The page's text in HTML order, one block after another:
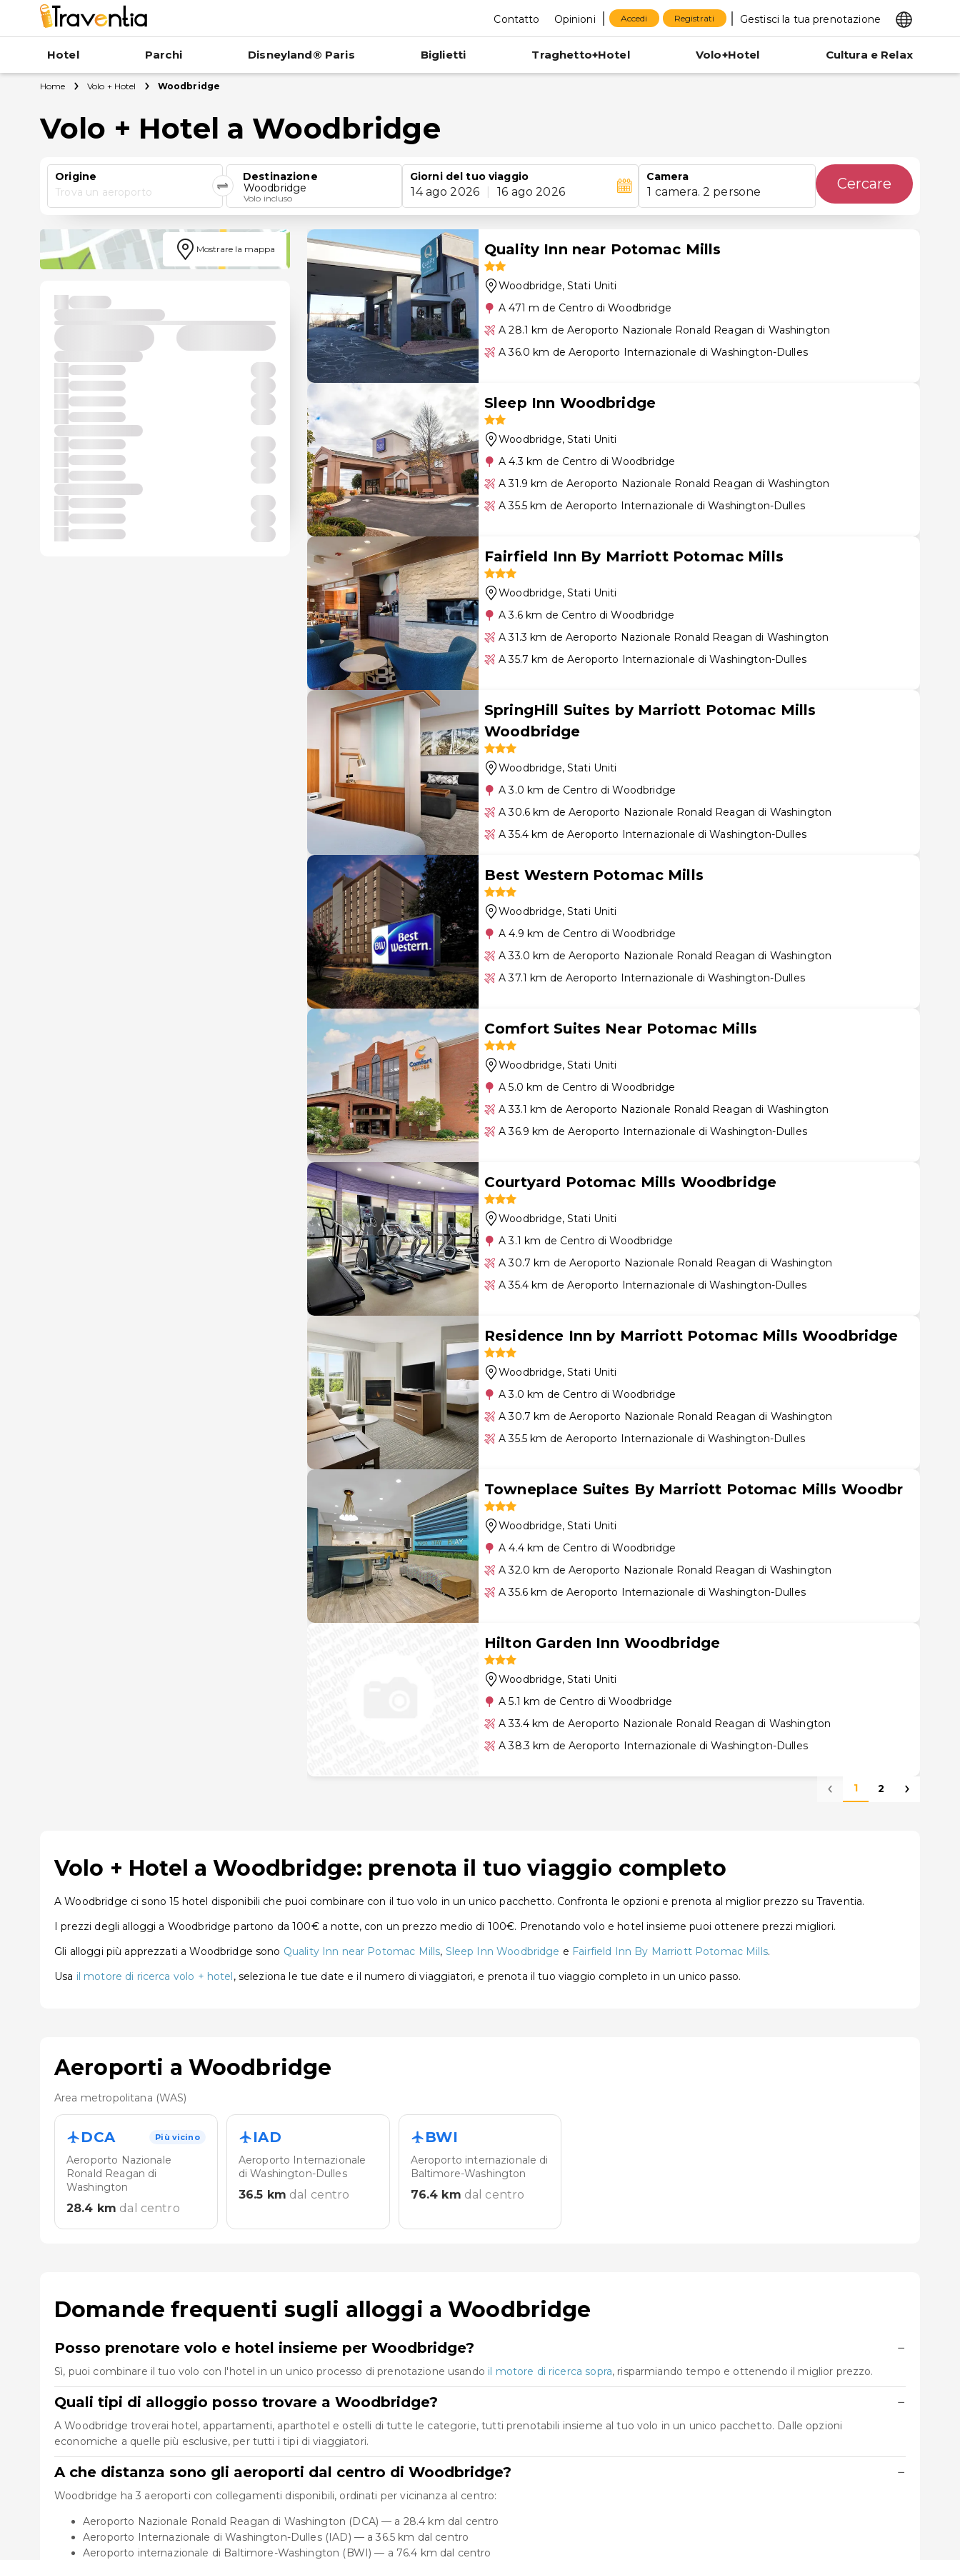
Contatto Opinioni Accedi Registrati Gestisci la tua prenotazione
Hotel Parchi Disneyland® Paris Biglietti Traghetto+Hotel Volo+Hotel Cultura e Relax
Home Volo + Hotel Woodbridge
Volo + Hotel a Woodbridge
Origine
Trova un aeroporto
Destinazione
Woodbridge
Volo incluso
Giorni del tuo viaggio
14 ago 2026 16 ago 2026
Camera
1 camera. 2 persone Cercare
Mostrare la mappa Quality Inn near Potomac Mills
Woodbridge, Stati Uniti
A 471 m de Centro di Woodbridge
A 28.1 km de Aeroporto Nazionale Ronald Reagan di Washington
A 36.0 km de Aeroporto Internazionale di Washington-Dulles
Sleep Inn Woodbridge
Woodbridge, Stati Uniti
A 4.3 km de Centro di Woodbridge
A 31.9 km de Aeroporto Nazionale Ronald Reagan di Washington
A 35.5 km de Aeroporto Internazionale di Washington-Dulles
Fairfield Inn By Marriott Potomac Mills
Woodbridge, Stati Uniti
A 3.6 km de Centro di Woodbridge
A 31.3 km de Aeroporto Nazionale Ronald Reagan di Washington
A 35.7 km de Aeroporto Internazionale di Washington-Dulles
SpringHill Suites by Marriott Potomac Mills
Woodbridge
Woodbridge, Stati Uniti
A 3.0 km de Centro di Woodbridge
A 30.6 km de Aeroporto Nazionale Ronald Reagan di Washington
A 35.4 km de Aeroporto Internazionale di Washington-Dulles
Best Western Potomac Mills
Woodbridge, Stati Uniti
A 4.9 km de Centro di Woodbridge
A 33.0 km de Aeroporto Nazionale Ronald Reagan di Washington
A 37.1 km de Aeroporto Internazionale di Washington-Dulles
Comfort Suites Near Potomac Mills
Woodbridge, Stati Uniti
A 5.0 km de Centro di Woodbridge
A 33.1 km de Aeroporto Nazionale Ronald Reagan di Washington
A 36.9 km de Aeroporto Internazionale di Washington-Dulles
Courtyard Potomac Mills Woodbridge
Woodbridge, Stati Uniti
A 3.1 km de Centro di Woodbridge
A 30.7 km de Aeroporto Nazionale Ronald Reagan di Washington
A 35.4 km de Aeroporto Internazionale di Washington-Dulles
Residence Inn by Marriott Potomac Mills Woodbridge
Woodbridge, Stati Uniti
A 3.0 km de Centro di Woodbridge
A 30.7 km de Aeroporto Nazionale Ronald Reagan di Washington
A 35.5 km de Aeroporto Internazionale di Washington-Dulles
Towneplace Suites By Marriott Potomac Mills Woodbr
Woodbridge, Stati Uniti
A 4.4 km de Centro di Woodbridge
A 32.0 km de Aeroporto Nazionale Ronald Reagan di Washington
A 35.6 km de Aeroporto Internazionale di Washington-Dulles
Hilton Garden Inn Woodbridge
Woodbridge, Stati Uniti
A 5.1 km de Centro di Woodbridge
A 33.4 km de Aeroporto Nazionale Ronald Reagan di Washington
A 38.3 km de Aeroporto Internazionale di Washington-Dulles
1 2
Volo + Hotel a Woodbridge: prenota il tuo viaggio completo
A Woodbridge ci sono 15 hotel disponibili che puoi combinare con il tuo volo in un unico pacchetto. Confronta le opzioni e prenota al miglior prezzo su Traventia.
I prezzi degli alloggi a Woodbridge partono da 100€ a notte, con un prezzo medio di 100€. Prenotando volo e hotel insieme puoi ottenere prezzi migliori.
Gli alloggi più apprezzati a Woodbridge sono Quality Inn near Potomac Mills, Sleep Inn Woodbridge e Fairfield Inn By Marriott Potomac Mills.
Usa il motore di ricerca volo + hotel, seleziona le tue date e il numero di viaggiatori, e prenota il tuo viaggio completo in un unico passo.
Aeroporti a Woodbridge
Area metropolitana (WAS)
DCA Più vicino
Aeroporto Nazionale
Ronald Reagan di
Washington
28.4 km dal centro
IAD
Aeroporto Internazionale
di Washington-Dulles
36.5 km dal centro
BWI
Aeroporto internazionale di
Baltimore-Washington
76.4 km dal centro
Domande frequenti sugli alloggi a Woodbridge
Posso prenotare volo e hotel insieme per Woodbridge? −
Sì, puoi combinare il tuo volo con l'hotel in un unico processo di prenotazione usando il motore di ricerca sopra, risparmiando tempo e ottenendo il miglior prezzo.
Quali tipi di alloggio posso trovare a Woodbridge? −
A Woodbridge troverai hotel, appartamenti, aparthotel e ostelli di tutte le categorie, tutti prenotabili insieme al tuo volo in un unico pacchetto. Dalle opzioni
economiche a quelle più esclusive, per tutti i tipi di viaggiatori.
A che distanza sono gli aeroporti dal centro di Woodbridge? −
Woodbridge ha 3 aeroporti con collegamenti disponibili, ordinati per vicinanza al centro:
Aeroporto Nazionale Ronald Reagan di Washington (DCA) — a 28.4 km dal centro
Aeroporto Internazionale di Washington-Dulles (IAD) — a 36.5 km dal centro
Aeroporto internazionale di Baltimore-Washington (BWI) — a 76.4 km dal centro